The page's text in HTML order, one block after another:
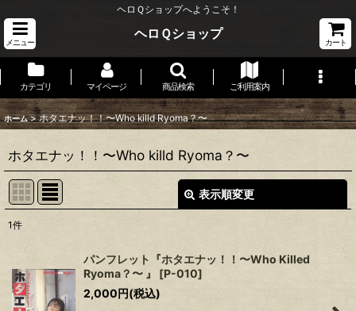
ヘロＱショップへようこそ！
メニュー
ヘロＱショップ
カート
カテゴリ マイページ 商品検索 ご利用案内
ホーム > ホタエナッ！！〜Who killd Ryoma？〜
ホタエナッ！！〜Who killd Ryoma？〜
表示順変更
並び順 :
1件
パンフレット『ホタエナッ！！〜Who Killed
Ryoma？〜 』
[P-010]
2,000円(税込)